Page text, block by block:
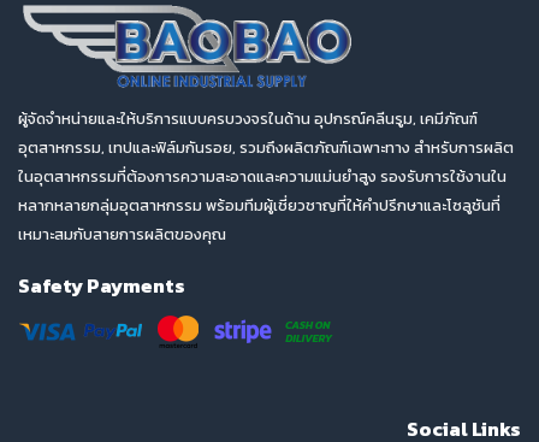
ผู้จัดจำหน่ายและให้บริการแบบครบวงจรในด้าน อุปกรณ์คลีนรูม, เคมีภัณฑ์
อุตสาหกรรม, เทปและฟิล์มกันรอย, รวมถึงผลิตภัณฑ์เฉพาะทาง สำหรับการผลิต
ในอุตสาหกรรมที่ต้องการความสะอาดและความแม่นยำสูง รองรับการใช้งานใน
หลากหลายกลุ่มอุตสาหกรรม พร้อมทีมผู้เชี่ยวชาญที่ให้คำปรึกษาและโซลูชันที่
เหมาะสมกับสายการผลิตของคุณ
Safety Payments
Social Links